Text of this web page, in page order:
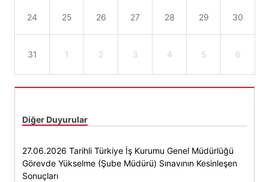
24 25 26 27 28 29 30
31 1 2 3 4 5 6
Diğer Duyurular
27.06.2026 Tarihli Türkiye İş Kurumu Genel Müdürlüğü
Görevde Yükselme (Şube Müdürü) Sınavının Kesinleşen
Sonuçları